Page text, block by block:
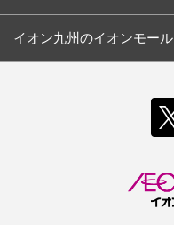
イオン九州のイオンモール